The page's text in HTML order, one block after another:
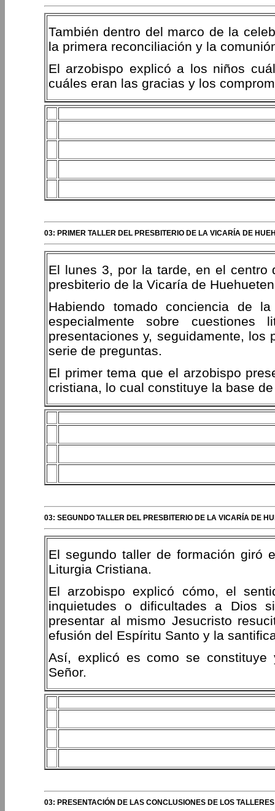
También dentro del marco de la
la primera reconciliación y la
El arzobispo explicó a los niños
cuáles eran las gracias y los
03: PRIMER TALLER DEL PRESBITERIO DE LA VICARÍA DE
El lunes 3, por la tarde, en el centro
presbiterio de la Vicaría de
Habiendo tomado conciencia de
especialmente sobre
presentaciones y, seguidamente,
serie de preguntas.
El primer tema que el arzobispo
cristiana, lo cual constituye la base
03: SEGUNDO TALLER DEL PRESBITERIO DE LA VICARÍA DE
El segundo taller de formación giró
Liturgia Cristiana.
El arzobispo explicó cómo, el
inquietudes o dificultades a Dios
presentar al mismo Jesucristo
efusión del Espíritu Santo y la
Así, explicó es como se
Señor.
03: PRESENTACIÓN DE LAS CONCLUSIONES DE LOS